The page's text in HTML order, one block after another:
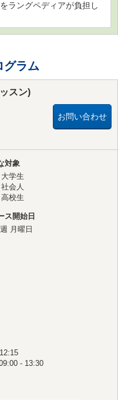
ラングペディアが負担し
グラム
スン)
お問い合わせ
対象
大学生
社会人
高校生
ス開始日
月曜日
- 13:30